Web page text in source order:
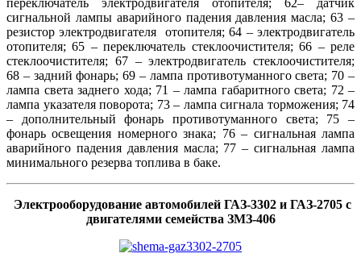
переключатель электродвигателя отопителя; 62– датчик
сигнальной лампы аварийного падения давления масла; 63 –
резистор электродвигателя отопителя; 64 – электродвигатель
отопителя; 65 – переключатель стеклоочистителя; 66 – реле
стеклоочистителя; 67 – электродвигатель стеклоочистителя;
68 – задний фонарь; 69 – лампа противотуманного света; 70 –
лампа света заднего хода; 71 – лампа габаритного света; 72 –
лампа указателя поворота; 73 – лампа сигнала торможения; 74
– дополнительный фонарь противотуманного света; 75 –
фонарь освещения номерного знака; 76 – сигнальная лампа
аварийного падения давления масла; 77 – сигнальная лампа
минимального резерва топлива в баке.
Электрооборудование автомобилей ГАЗ-3302 и ГАЗ-2705 с
двигателями семейства ЗМЗ-406